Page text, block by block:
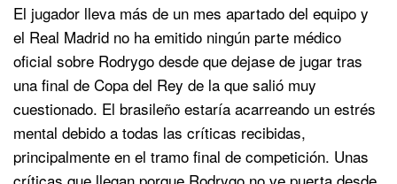
El jugador lleva más de un mes apartado del equipo y
el Real Madrid no ha emitido ningún parte médico
oficial sobre Rodrygo desde que dejase de jugar tras
una final de Copa del Rey de la que salió muy
cuestionado. El brasileño estaría acarreando un estrés
mental debido a todas las críticas recibidas,
principalmente en el tramo final de competición. Unas